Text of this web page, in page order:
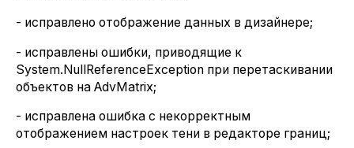
- исправлено отображение данных в дизайнере;
- исправлены ошибки, приводящие к
System.NullReferenceException при перетаскивании
объектов на AdvMatrix;
- исправлена ошибка с некорректным
отображением настроек тени в редакторе границ;